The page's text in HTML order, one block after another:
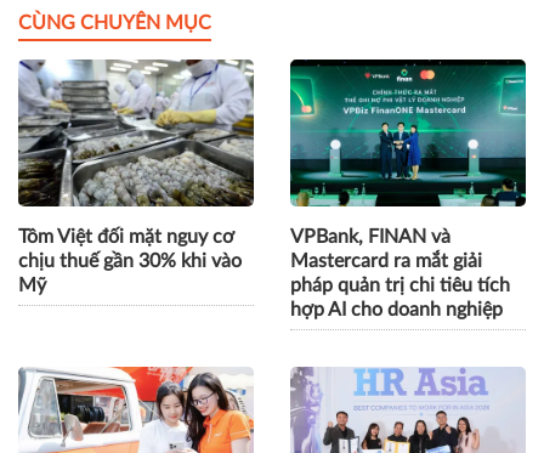
CÙNG CHUYÊN MỤC
Tôm Việt đối mặt nguy cơ
chịu thuế gần 30% khi vào
Mỹ
VPBank, FINAN và
Mastercard ra mắt giải
pháp quản trị chi tiêu tích
hợp AI cho doanh nghiệp